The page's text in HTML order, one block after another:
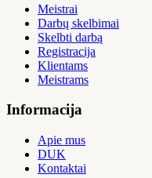
Meistrai
Darbų skelbimai
Skelbti darbą
Registracija
Klientams
Meistrams
Informacija
Apie mus
DUK
Kontaktai